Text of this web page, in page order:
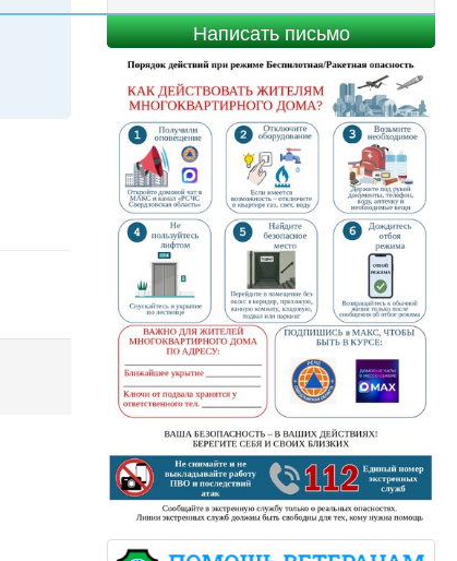
Написать письмо